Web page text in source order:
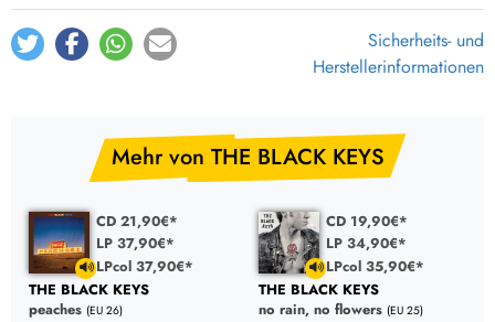
Sicherheits- und
Herstellerinformationen
Mehr von THE BLACK KEYS
CD 21,90€*
LP 37,90€*
LPcol 37,90€*
THE BLACK KEYS
peaches (EU 26)
CD 19,90€*
LP 34,90€*
LPcol 35,90€*
THE BLACK KEYS
no rain, no flowers (EU 25)